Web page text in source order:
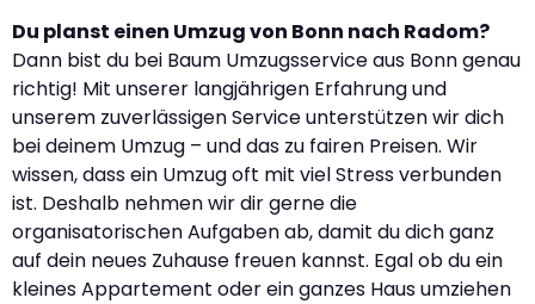
Du planst einen Umzug von Bonn nach Radom?
Dann bist du bei Baum Umzugsservice aus Bonn genau
richtig! Mit unserer langjährigen Erfahrung und
unserem zuverlässigen Service unterstützen wir dich
bei deinem Umzug – und das zu fairen Preisen. Wir
wissen, dass ein Umzug oft mit viel Stress verbunden
ist. Deshalb nehmen wir dir gerne die
organisatorischen Aufgaben ab, damit du dich ganz
auf dein neues Zuhause freuen kannst. Egal ob du ein
kleines Appartement oder ein ganzes Haus umziehen